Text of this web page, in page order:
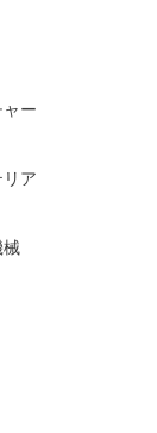
ー
ア
械